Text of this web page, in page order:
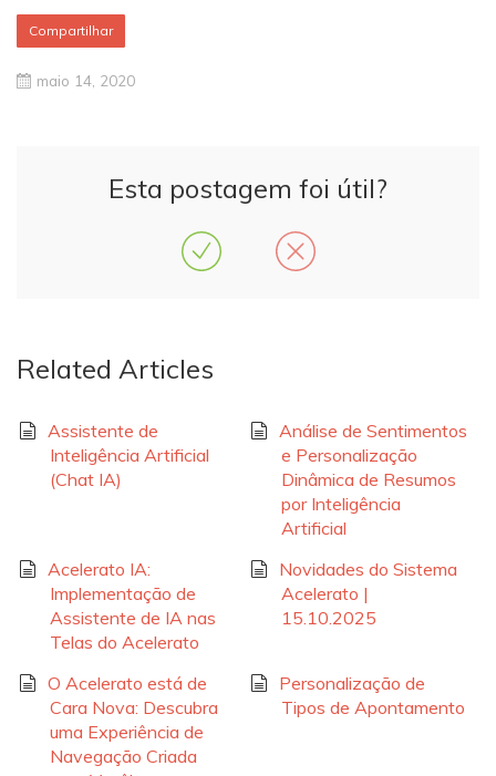
Compartilhar
maio 14, 2020
Esta postagem foi útil?
Related Articles
Assistente de
Inteligência Artificial
(Chat IA)
Análise de Sentimentos
e Personalização
Dinâmica de Resumos
por Inteligência
Artificial
Acelerato IA:
Implementação de
Assistente de IA nas
Telas do Acelerato
Novidades do Sistema
Acelerato |
15.10.2025
O Acelerato está de
Cara Nova: Descubra
uma Experiência de
Navegação Criada
Personalização de
Tipos de Apontamento